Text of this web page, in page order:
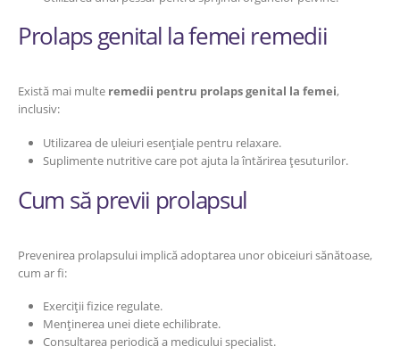
Prolaps genital la femei remedii
Există mai multe remedii pentru prolaps genital la femei,
inclusiv:
Utilizarea de uleiuri esențiale pentru relaxare.
Suplimente nutritive care pot ajuta la întărirea țesuturilor.
Cum să previi prolapsul
Prevenirea prolapsului implică adoptarea unor obiceiuri sănătoase,
cum ar fi:
Exerciții fizice regulate.
Menținerea unei diete echilibrate.
Consultarea periodică a medicului specialist.